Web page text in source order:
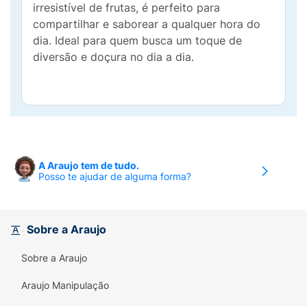
irresistível de frutas, é perfeito para
compartilhar e saborear a qualquer hora do
dia. Ideal para quem busca um toque de
diversão e doçura no dia a dia.
A Araujo tem de tudo.
Posso te ajudar de alguma forma?
Sobre a Araujo
Sobre a Araujo
Araujo Manipulação